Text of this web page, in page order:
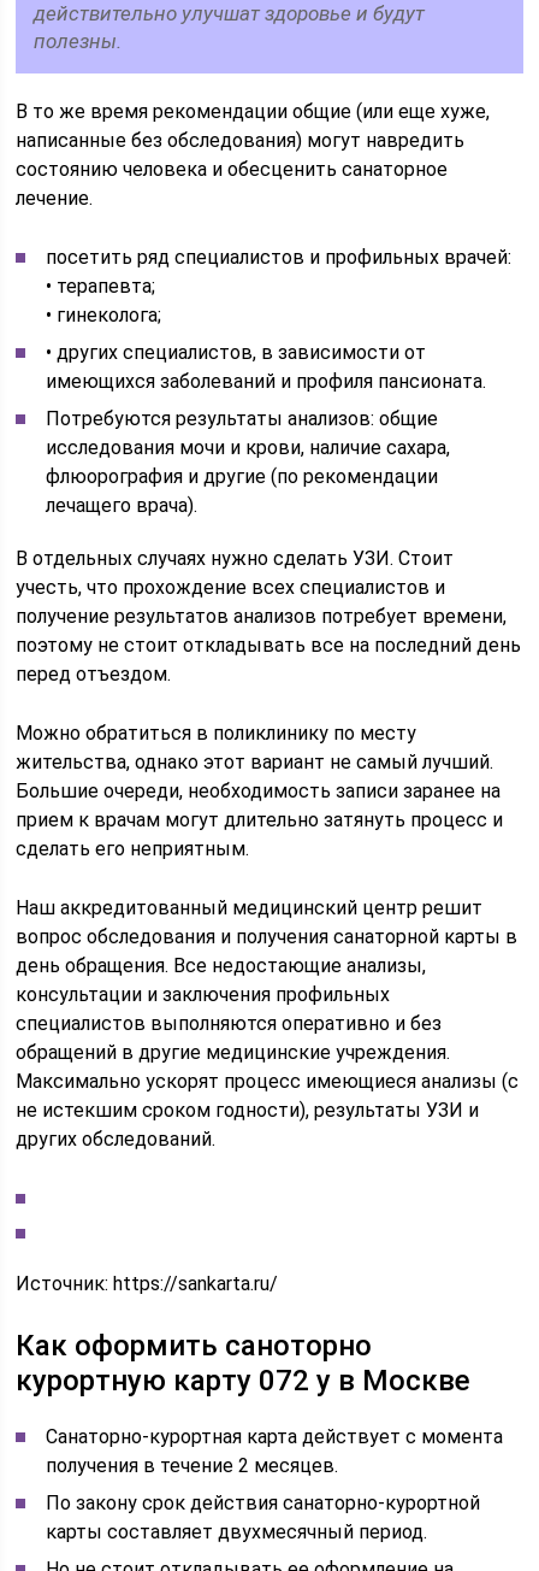
действительно улучшат здоровье и будут
полезны.
В то же время рекомендации общие (или еще хуже,
написанные без обследования) могут навредить
состоянию человека и обесценить санаторное
лечение.
посетить ряд специалистов и профильных врачей:
• терапевта;
• гинеколога;
• других специалистов, в зависимости от
имеющихся заболеваний и профиля пансионата.
Потребуются результаты анализов: общие
исследования мочи и крови, наличие сахара,
флюорография и другие (по рекомендации
лечащего врача).
В отдельных случаях нужно сделать УЗИ. Стоит
учесть, что прохождение всех специалистов и
получение результатов анализов потребует времени,
поэтому не стоит откладывать все на последний день
перед отъездом.
Можно обратиться в поликлинику по месту
жительства, однако этот вариант не самый лучший.
Большие очереди, необходимость записи заранее на
прием к врачам могут длительно затянуть процесс и
сделать его неприятным.
Наш аккредитованный медицинский центр решит
вопрос обследования и получения санаторной карты в
день обращения. Все недостающие анализы,
консультации и заключения профильных
специалистов выполняются оперативно и без
обращений в другие медицинские учреждения.
Максимально ускорят процесс имеющиеся анализы (с
не истекшим сроком годности), результаты УЗИ и
других обследований.
Источник:https://sankarta.ru/
Как оформить саноторно
курортную карту 072 у в Москве
Санаторно-курортная карта действует с момента
получения в течение 2 месяцев.
По закону срок действия санаторно-курортной
карты составляет двухмесячный период.